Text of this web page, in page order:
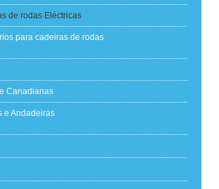
de rodas Eléctricas
para cadeiras de rodas
Canadianas
e Andadeiras